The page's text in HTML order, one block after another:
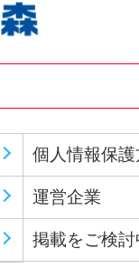
個人情報保
運営企業
掲載をご検